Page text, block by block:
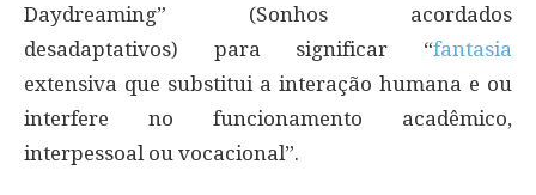
Daydreaming” (Sonhos acordados
desadaptativos) para significar “fantasia
extensiva que substitui a interação humana e ou
interfere no funcionamento acadêmico,
interpessoal ou vocacional”.